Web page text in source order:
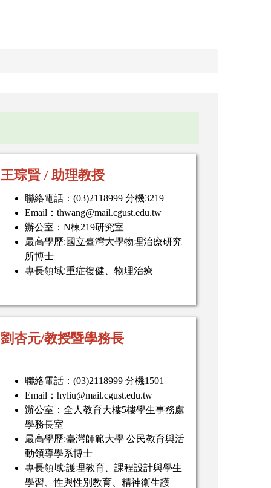
王琮賢 / 助理教授
聯絡電話：(03)2118999 分機3219
Email：thwang@mail.cgust.edu.tw
辦公室：N棟219研究室
最高學歷:國立臺灣大學物理治療研究
所博士
專長領域:重症復健、物理治療
劉杏元/教授暨學務長
聯絡電話：(03)2118999 分機1501
Email：hyliu@mail.cgust.edu.tw
辦公室：全人教育大樓5樓學生事務處
學務長室
最高學歷:臺灣師範大學 公民教育與活
動領導學系博士
專長領域:護理教育、課程設計與學生
學習、性與性別教育、精神衛生護